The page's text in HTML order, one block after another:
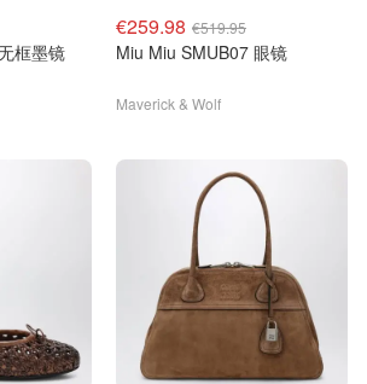
框墨镜
€259.98 €519.95
Miu Miu SMUB07 眼镜
Maverick & Wolf